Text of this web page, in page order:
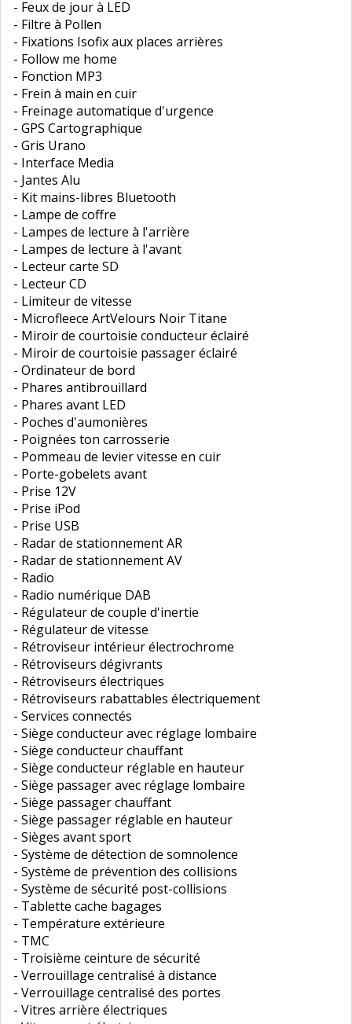
- Feux de jour à LED
- Filtre à Pollen
- Fixations Isofix aux places arrières
- Follow me home
- Fonction MP3
- Frein à main en cuir
- Freinage automatique d'urgence
- GPS Cartographique
- Gris Urano
- Interface Media
- Jantes Alu
- Kit mains-libres Bluetooth
- Lampe de coffre
- Lampes de lecture à l'arrière
- Lampes de lecture à l'avant
- Lecteur carte SD
- Lecteur CD
- Limiteur de vitesse
- Microfleece ArtVelours Noir Titane
- Miroir de courtoisie conducteur éclairé
- Miroir de courtoisie passager éclairé
- Ordinateur de bord
- Phares antibrouillard
- Phares avant LED
- Poches d'aumonières
- Poignées ton carrosserie
- Pommeau de levier vitesse en cuir
- Porte-gobelets avant
- Prise 12V
- Prise iPod
- Prise USB
- Radar de stationnement AR
- Radar de stationnement AV
- Radio
- Radio numérique DAB
- Régulateur de couple d'inertie
- Régulateur de vitesse
- Rétroviseur intérieur électrochrome
- Rétroviseurs dégivrants
- Rétroviseurs électriques
- Rétroviseurs rabattables électriquement
- Services connectés
- Siège conducteur avec réglage lombaire
- Siège conducteur chauffant
- Siège conducteur réglable en hauteur
- Siège passager avec réglage lombaire
- Siège passager chauffant
- Siège passager réglable en hauteur
- Sièges avant sport
- Système de détection de somnolence
- Système de prévention des collisions
- Système de sécurité post-collisions
- Tablette cache bagages
- Température extérieure
- TMC
- Troisième ceinture de sécurité
- Verrouillage centralisé à distance
- Verrouillage centralisé des portes
- Vitres arrière électriques